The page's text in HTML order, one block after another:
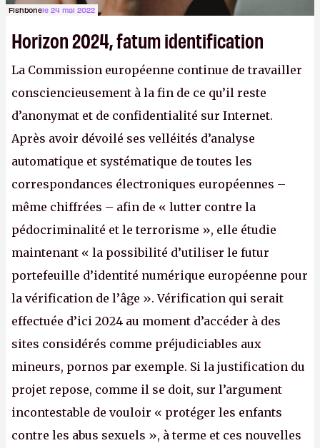
Fishbonele 24 mai 2022
Horizon 2024, fatum identification
La Commission européenne continue de travailler
consciencieusement à la fin de ce qu’il reste
d’anonymat et de confidentialité sur Internet.
Après avoir dévoilé ses velléités d’analyse
automatique et systématique de toutes les
correspondances électroniques européennes –
même chiffrées – afin de « lutter contre la
pédocriminalité et le terrorisme », elle étudie
maintenant « la possibilité d’utiliser le futur
portefeuille d’identité numérique européenne pour
la vérification de l’âge ». Vérification qui serait
effectuée d’ici 2024 au moment d’accéder à des
sites considérés comme préjudiciables aux
mineurs, pornos par exemple. Si la justification du
projet repose, comme il se doit, sur l’argument
incontestable de vouloir « protéger les enfants
contre les abus sexuels », à terme et ces nouvelles